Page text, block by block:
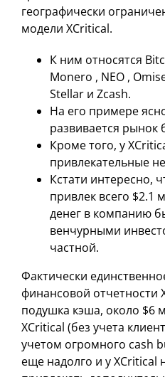
географически
модели XCritical.
К ним относятся
Monero , NEO ,
Stellar и Zcash.
На его примере
развивается рынок
Кроме того, у
привлекательные
Кстати интересно,
привлек всего $2.1
денег в компанию
венчурными
частной.
Фактически
финансовой отчетности
подушка кэша, около $6
XCritical (без учета
учетом огромного cash
еще надолго и у XCritical